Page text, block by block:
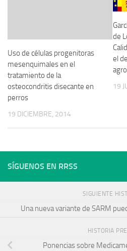
Uso de células progenitoras
mesenquimales en el
tratamiento de la
osteocondritis disecante en
perros
19 DICIEMBRE, 2014
de
el
19
SÍGUENOS EN RRSS
SIGUIENTE
Una nueva variante de SARM
HISTORIA
Ponencias sobre